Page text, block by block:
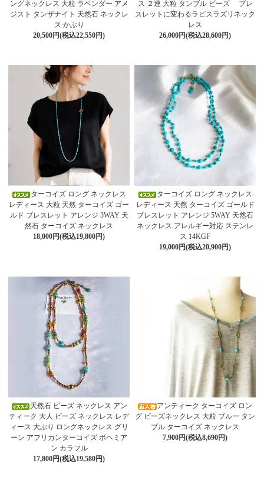
ングネックレス 大粒 ラベンダー アメ
ジスト タンザナイト 天然石 ネックレ
ス かぶり
20,500円(税込22,550円)
ス ２連 大粒 タンブル ビーズ ブレ
スレットに変わるラピスラズリネック
レス
26,000円(税込28,600円)
ターコイズ ロング ネックレス
レディース 大粒 天然 ターコイズ ゴー
ルド ブレスレット アレンジ 3WAY 天
然石 ターコイズ ネックレス
18,000円(税込19,800円)
ターコイズ ロング ネックレス
レディース 天然 ターコイズ ゴールド
ブレスレット アレンジ 5WAY 天然石
ネックレス アレルギー対応 ステンレ
ス 14KGF
19,000円(税込20,900円)
天然石 ビーズ ネックレス アン
ティーク 大人 ビーズ ネックレス レデ
ィース 大ぶり ロングネックレス グリ
ーン アフリカンターコイズ ボヘミア
ン カラフル
17,800円(税込19,580円)
アンティーク ターコイズ ロン
グ ビーズネックレス 大粒 ブルー タン
ブル ターコイズ ネックレス
7,900円(税込8,690円)